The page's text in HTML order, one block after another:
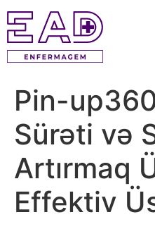
para
conteúdo
Pin-
Sürəti və
Artırmaq
Effektiv